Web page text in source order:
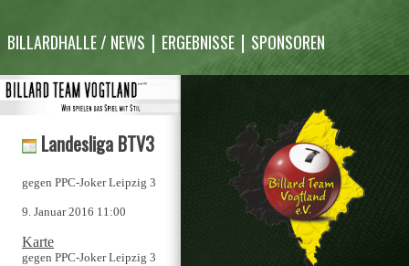
BILLARDHALLE / NEWS ERGEBNISSE SPONSOREN
Landesliga BTV3
gegen PPC-Joker Leipzig 3
9. Januar 2016 11:00
KarteNumber
One
gegen PPC-Joker Leipzig 3